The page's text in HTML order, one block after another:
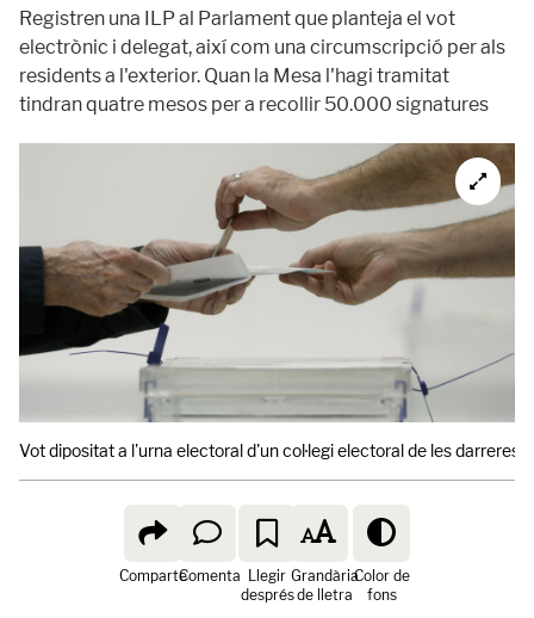
Registren una ILP al Parlament que planteja el vot
electrònic i delegat, així com una circumscripció per als
residents a l'exterior. Quan la Mesa l'hagi tramitat
tindran quatre mesos per a recollir 50.000 signatures
Vot dipositat a l'urna electoral d'un col·legi electoral de les darreres
ComparteComenta Llegir
després
Grandària
de lletra
Color de
fons